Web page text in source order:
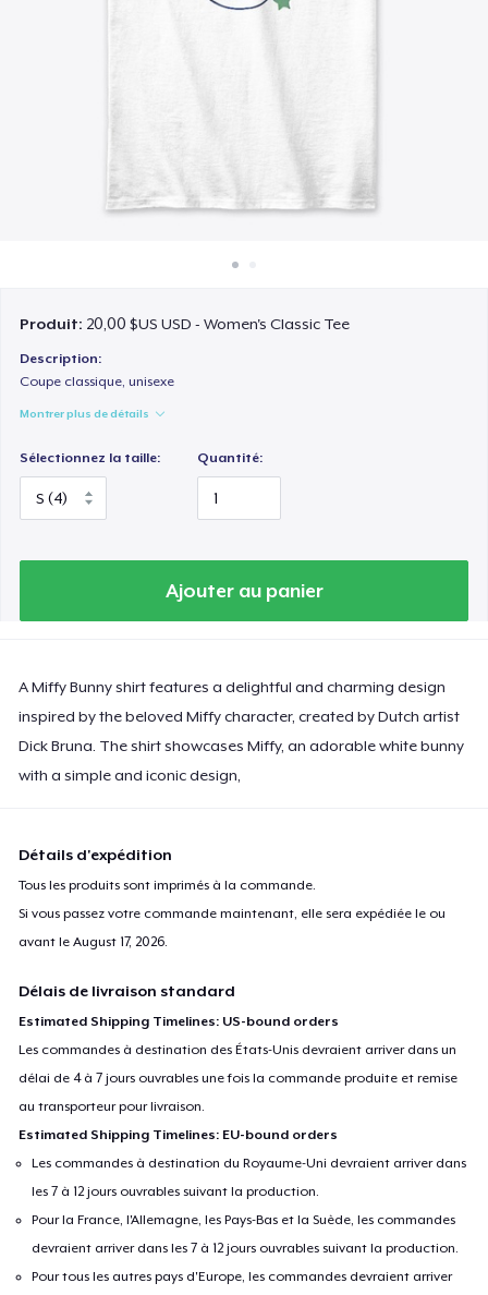
Produit: 20,00 $US USD - Women's Classic Tee
Description:
Coupe classique, unisexe
Montrer plus de détails
Sélectionnez la taille: Quantité:
Ajouter au panier
A Miffy Bunny shirt features a delightful and charming design
inspired by the beloved Miffy character, created by Dutch artist
Dick Bruna. The shirt showcases Miffy, an adorable white bunny
with a simple and iconic design,
Détails d'expédition
Tous les produits sont imprimés à la commande.
Si vous passez votre commande maintenant, elle sera expédiée le ou
avant leAugust 17, 2026
Délais de livraison standard
Estimated Shipping Timelines: US-bound orders
Les commandes à destination des États-Unis devraient arriver dans un
délai de 4 à 7 jours ouvrables une fois la commande produite et remise
au transporteur pour livraison.
Estimated Shipping Timelines: EU-bound orders
Les commandes à destination du Royaume-Uni devraient arriver dans
les 7 à 12 jours ouvrables suivant la production.
Pour la France, l'Allemagne, les Pays-Bas et la Suède, les commandes
devraient arriver dans les 7 à 12 jours ouvrables suivant la production.
Pour tous les autres pays d'Europe, les commandes devraient arriver